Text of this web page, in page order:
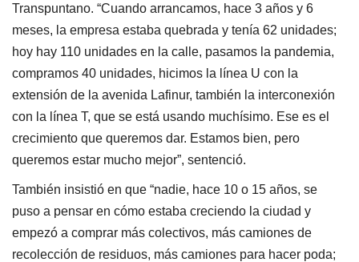
Transpuntano. “Cuando arrancamos, hace 3 años y 6
meses, la empresa estaba quebrada y tenía 62 unidades;
hoy hay 110 unidades en la calle, pasamos la pandemia,
compramos 40 unidades, hicimos la línea U con la
extensión de la avenida Lafinur, también la interconexión
con la línea T, que se está usando muchísimo. Ese es el
crecimiento que queremos dar. Estamos bien, pero
queremos estar mucho mejor”, sentenció.
También insistió en que “nadie, hace 10 o 15 años, se
puso a pensar en cómo estaba creciendo la ciudad y
empezó a comprar más colectivos, más camiones de
recolección de residuos, más camiones para hacer poda;